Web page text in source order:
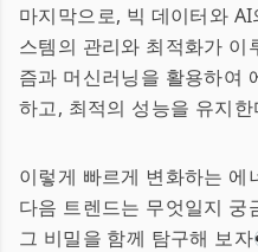
마지막으로, 빅 데이터와
스템의 관리와 최적화가 이
즘과 머신러닝을 활용하여
하고, 최적의 성능을 유지
이렇게 빠르게 변화하는 에
다음 트렌드는 무엇일지 궁
그 비밀을 함께 탐구해 보